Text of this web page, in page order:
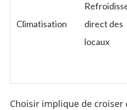
Climatisation
direct des
locaux
Choisir implique de croiser